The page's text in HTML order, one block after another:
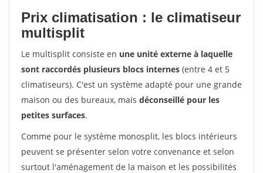
Prix climatisation : le climatiseur
multisplit
Le multisplit consiste en une unité externe à laquelle
sont raccordés plusieurs blocs internes (entre 4 et 5
climatiseurs). C'est un système adapté pour une grande
maison ou des bureaux, mais déconseillé pour les
petites surfaces.
Comme pour le système monosplit, les blocs intérieurs
peuvent se présenter selon votre convenance et selon
surtout l'aménagement de la maison et les possibilités